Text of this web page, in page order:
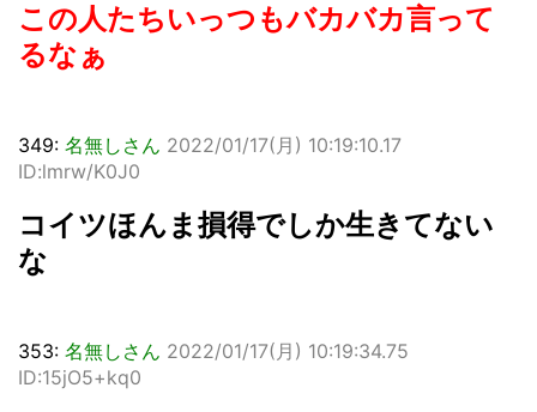
この人たちいっつもバカバカ言って
るなぁ
349: 名無しさん 2022/01/17(月) 10:19:10.17
ID:lmrw/K0J0
コイツほんま損得でしか生きてない
な
353: 名無しさん 2022/01/17(月) 10:19:34.75
ID:15jO5+kq0